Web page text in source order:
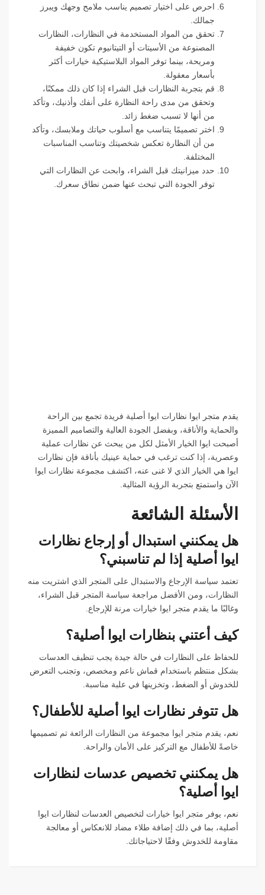
احرص على اختيار تصميم يناسب ملامح وجهك ويبرز
جمالك.
تحقق من المواد المستخدمة في النظارات، النظارات
المصنوعة من الأسيتات أو التيتانيوم تكون خفيفة
ومريحة، بينما توفر المواد البلاستيكية خيارات أكثر
بأسعار معقولة.
قم بتجربة النظارات قبل الشراء إذا كان ذلك ممكنًا،
وتحقق من مدى راحة النظارة على أنفك وأذنيك، وتأكد
من أنها لا تسبب ضغط زائد.
اختر تصميمًا يتناسب مع أسلوب حياتك وملابسك، وتأكد
من أن النظارة تعكس شخصيتك وتناسب المناسبات
المختلفة.
حدد ميزانيتك قبل الشراء، وابحث عن النظارات التي
توفر الجودة التي تبحث عنها ضمن نطاق سعرك.
يقدم متجر ايوا نظارات ايوا أصلية فريدة تجمع بين الراحة
والحماية والأناقة، وبفضل الجودة العالية والتصاميم المميزة
أصبحت ايوا الخيار الأمثل لكل من يبحث عن نظارات عملية
وعصرية، إذا كنت ترغب في حماية عينيك بأناقة فإن نظارات
ايوا هي الخيار الذي لا غنى عنه، اكتشف مجموعة نظارات ايوا
الآن واستمتع بتجربة الرؤية المثالية.
الأسئلة الشائعة
هل يمكنني استبدال أو إرجاع نظارات
ايوا أصلية إذا لم تناسبني؟
تعتمد سياسة الإرجاع والاستبدال على المتجر الذي اشتريت منه
النظارات، ومن الأفضل مراجعة سياسة المتجر قبل الشراء،
وغالبًا ما يقدم متجر ايوا خيارات مرنة للإرجاع.
كيف أعتني بنظارات ايوا أصلية؟
للحفاظ على النظارات في حالة جيدة يجب تنظيف العدسات
بشكل منتظم باستخدام قماش ناعم ومخصص، وتجنب التعرض
للخدوش أو الضغط، وتخزينها في علبة مناسبة.
هل تتوفر نظارات ايوا أصلية للأطفال؟
نعم، يقدم متجر ايوا مجموعة من النظارات الرائعة تم تصميمها
خاصةً للأطفال مع التركيز على الأمان والراحة.
هل يمكنني تخصيص عدسات لنظارات
ايوا أصلية؟
نعم، يوفر متجر ايوا خيارات لتخصيص العدسات لنظارات ايوا
أصلية، بما في ذلك إضافة طلاء مضاد للانعكاس أو معالجة
مقاومة للخدوش وفقًا لاحتياجاتك.